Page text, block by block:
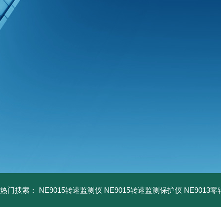
热门搜索： NE9015转速监测仪 NE9015转速监测保护仪 NE9013零